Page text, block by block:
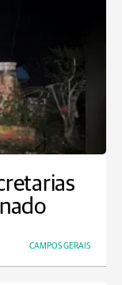
CAMPOS GERAIS